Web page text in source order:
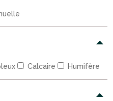
Calcaire Humifère